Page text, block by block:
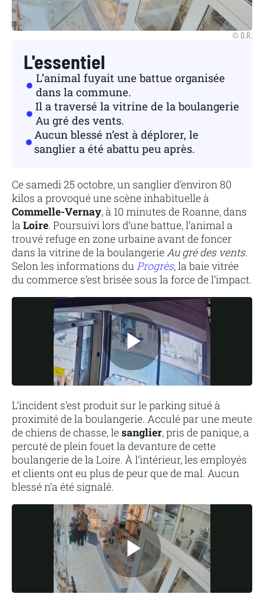
© D.R.
L'essentiel
L’animal fuyait une battue organisée
dans la commune.
Il a traversé la vitrine de la boulangerie
Au gré des vents.
Aucun blessé n’est à déplorer, le
sanglier a été abattu peu après.
Ce samedi 25 octobre, un sanglier d’environ 80
kilos a provoqué une scène inhabituelle à
Commelle-Vernay, à 10 minutes de Roanne, dans
la Loire. Poursuivi lors d’une battue, l’animal a
trouvé refuge en zone urbaine avant de foncer
dans la vitrine de la boulangerieAu gré des vents.
Selon les informations du Progrès, la baie vitrée
du commerce s’est brisée sous la force de l’impact.
L’incident s’est produit sur le parking situé à
proximité de la boulangerie. Acculé par une meute
de chiens de chasse, lesanglier, pris de panique, a
percuté de plein fouet la devanture de cette
boulangerie de la Loire. À l’intérieur, les employés
et clients ont eu plus de peur que de mal. Aucun
blessé n’a été signalé.